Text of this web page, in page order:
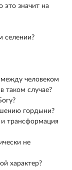
это значит на
селении?
человеком
таком случае?
гордыни?
трансформация
не
характер?